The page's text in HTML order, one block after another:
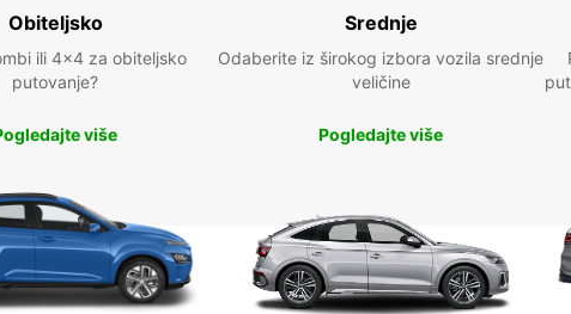
Obiteljsko
ili 4x4 za obiteljsko
putovanje?
više
Srednje
Odaberite iz širokog izbora vozila srednje
veličine
Pogledajte više